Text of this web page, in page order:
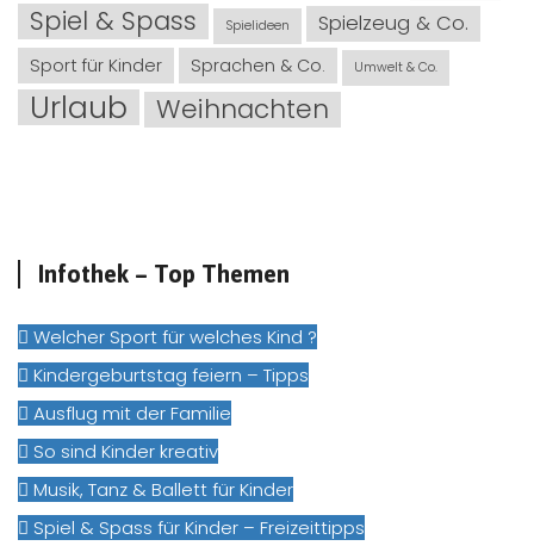
Spiel & Spass Spielideen Spielzeug & Co.
Sport für Kinder Sprachen & Co. Umwelt & Co.
Urlaub Weihnachten
Infothek – Top Themen
Welcher Sport für welches Kind ?
Kindergeburtstag feiern – Tipps
Ausflug mit der Familie
So sind Kinder kreativ
Musik, Tanz & Ballett für Kinder
Spiel & Spass für Kinder – Freizeittipps